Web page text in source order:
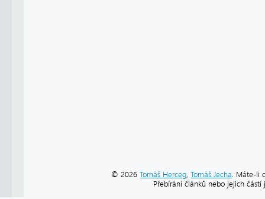
© 2026Tomáš Herceg,Tomáš Jecha. Máte-li
Přebírání článků nebo jejich